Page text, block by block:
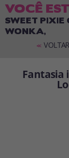
Lembrar-me
compras
pedidos
Vá em
VOCÊ
SWEET
WONKA,
<<
Fantasia